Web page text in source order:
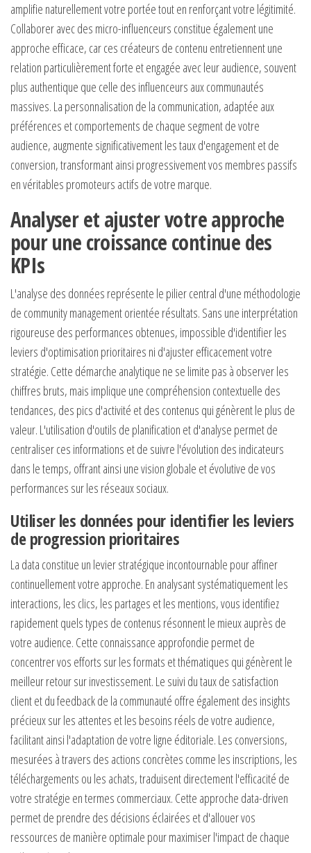
amplifie naturellement votre portée tout en renforçant votre légitimité.
Collaborer avec des micro-influenceurs constitue également une
approche efficace, car ces créateurs de contenu entretiennent une
relation particulièrement forte et engagée avec leur audience, souvent
plus authentique que celle des influenceurs aux communautés
massives. La personnalisation de la communication, adaptée aux
préférences et comportements de chaque segment de votre
audience, augmente significativement les taux d'engagement et de
conversion, transformant ainsi progressivement vos membres passifs
en véritables promoteurs actifs de votre marque.
Analyser et ajuster votre approche
pour une croissance continue des
KPIs
L'analyse des données représente le pilier central d'une méthodologie
de community management orientée résultats. Sans une interprétation
rigoureuse des performances obtenues, impossible d'identifier les
leviers d'optimisation prioritaires ni d'ajuster efficacement votre
stratégie. Cette démarche analytique ne se limite pas à observer les
chiffres bruts, mais implique une compréhension contextuelle des
tendances, des pics d'activité et des contenus qui génèrent le plus de
valeur. L'utilisation d'outils de planification et d'analyse permet de
centraliser ces informations et de suivre l'évolution des indicateurs
dans le temps, offrant ainsi une vision globale et évolutive de vos
performances sur les réseaux sociaux.
Utiliser les données pour identifier les leviers
de progression prioritaires
La data constitue un levier stratégique incontournable pour affiner
continuellement votre approche. En analysant systématiquement les
interactions, les clics, les partages et les mentions, vous identifiez
rapidement quels types de contenus résonnent le mieux auprès de
votre audience. Cette connaissance approfondie permet de
concentrer vos efforts sur les formats et thématiques qui génèrent le
meilleur retour sur investissement. Le suivi du taux de satisfaction
client et du feedback de la communauté offre également des insights
précieux sur les attentes et les besoins réels de votre audience,
facilitant ainsi l'adaptation de votre ligne éditoriale. Les conversions,
mesurées à travers des actions concrètes comme les inscriptions, les
téléchargements ou les achats, traduisent directement l'efficacité de
votre stratégie en termes commerciaux. Cette approche data-driven
permet de prendre des décisions éclairées et d'allouer vos
ressources de manière optimale pour maximiser l'impact de chaque